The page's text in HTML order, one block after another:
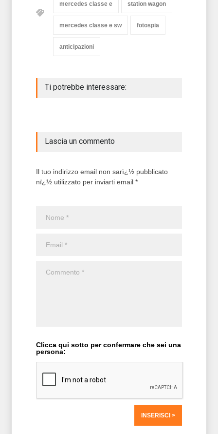
mercedes classe e station wagon
mercedes classe e sw fotospia
anticipazioni
Ti potrebbe interessare:
Lascia un commento
Il tuo indirizzo email non sarï¿½ pubblicato
nï¿½ utilizzato per inviarti email *
Clicca qui sotto per confermare che sei una
persona: